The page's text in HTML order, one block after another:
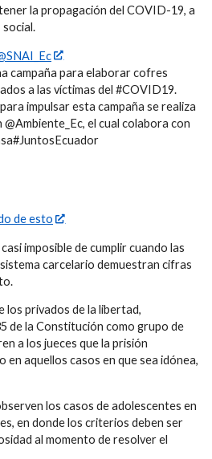
la propagación del COVID-19, a
campaña para elaborar cofres
a las víctimas del #COVID19.
impulsar esta campaña se realiza
el cual colabora con
de esto
imposible de cumplir cuando las
carcelario demuestran cifras
los privados de la libertad,
de la Constitución como grupo de
a los jueces que la prisión
en aquellos casos en que sea idónea,
los casos de adolescentes en
en donde los criterios deben ser
al momento de resolver el